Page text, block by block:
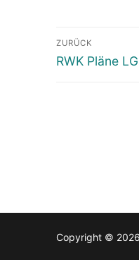
ZURÜCK
Vorheriger
RWK Pläne
Copyright ©